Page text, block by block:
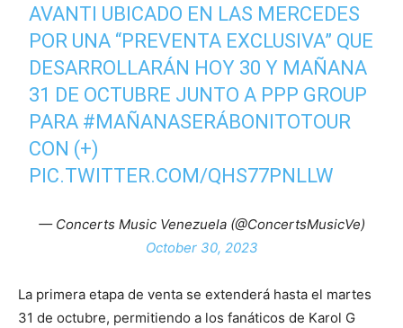
AVANTI UBICADO EN LAS MERCEDES
POR UNA “PREVENTA EXCLUSIVA” QUE
DESARROLLARÁN HOY 30 Y MAÑANA
31 DE OCTUBRE JUNTO A PPP GROUP
PARA #MAÑANASERÁBONITOTOUR
CON (+)
PIC.TWITTER.COM/QHS77PNLLW
— Concerts Music Venezuela (@ConcertsMusicVe)
October 30, 2023
La primera etapa de venta se extenderá hasta el martes
31 de octubre, permitiendo a los fanáticos de Karol G